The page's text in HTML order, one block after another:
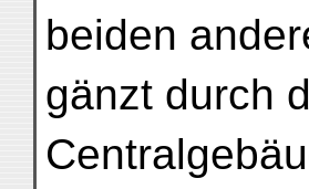
beiden
gänzt durch